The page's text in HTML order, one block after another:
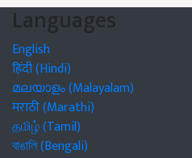
Languages
English
हिंदी (Hindi)
മലയാളം (Malayalam)
मराठी (Marathi)
தமிழ் (Tamil)
বাঙালি (Bengali)